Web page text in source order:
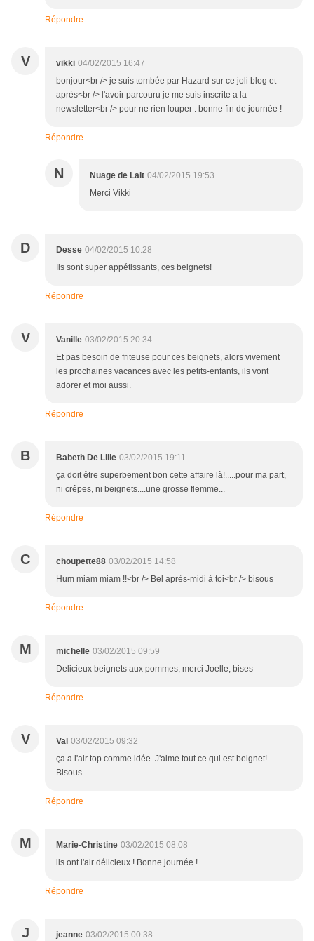
Répondre
V vikki 04/02/2015 16:47
bonjour<br /> je suis tombée par Hazard sur ce joli blog et
après<br /> l'avoir parcouru je me suis inscrite a la
newsletter<br /> pour ne rien louper . bonne fin de journée !
Répondre
N Nuage de Lait 04/02/2015 19:53
Merci Vikki
D Desse 04/02/2015 10:28
Ils sont super appétissants, ces beignets!
Répondre
V Vanille 03/02/2015 20:34
Et pas besoin de friteuse pour ces beignets, alors vivement
les prochaines vacances avec les petits-enfants, ils vont
adorer et moi aussi.
Répondre
B Babeth De Lille 03/02/2015 19:11
ça doit être superbement bon cette affaire là!.....pour ma part,
ni crêpes, ni beignets....une grosse flemme...
Répondre
C choupette88 03/02/2015 14:58
Hum miam miam !!<br /> Bel après-midi à toi<br /> bisous
Répondre
M michelle 03/02/2015 09:59
Delicieux beignets aux pommes, merci Joelle, bises
Répondre
V Val 03/02/2015 09:32
ça a l'air top comme idée. J'aime tout ce qui est beignet!
Bisous
Répondre
M Marie-Christine 03/02/2015 08:08
ils ont l'air délicieux ! Bonne journée !
Répondre
J jeanne 03/02/2015 00:38